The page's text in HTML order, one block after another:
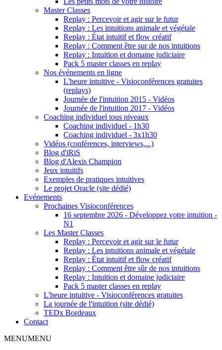
Master Classes
Replay : Percevoir et agir sur le futur
Replay : Les intuitions animale et végétale
Replay : État intuitif et flow créatif
Replay : Comment être sur de nos intuitions
Replay : Intuition et domaine judiciaire
Pack 5 master classes en replay
Nos événements en ligne
L'heure intuitive - Visioconférences gratuites
(replays)
Journée de l'intuition 2015 - Vidéos
Journée de l'intuition 2017 - Vidéos
Coaching individuel tous niveaux
Coaching individuel - 1h30
Coaching individuel - 3x1h30
Vidéos (conférences, interviews,...)
Blog d'iRiS
Blog d'Alexis Champion
Jeux intuitifs
Exemples de pratiques intuitives
Le projet Oracle (site dédié)
Evénements
Prochaines Visioconférences
16 septembre 2026 - Développez votre intuition -
N1
Les Master Classes
Replay : Percevoir et agir sur le futur
Replay : Les intuitions animale et végétale
Replay : État intuitif et flow créatif
Replay : Comment être sûr de nos intuitions
Replay : Intuition et domaine judiciaire
Pack 5 master classes en replay
L'heure intuitive - Visioconférences gratuites
La journée de l'intuition (site dédié)
TEDx Bordeaux
Contact
MENUMENU